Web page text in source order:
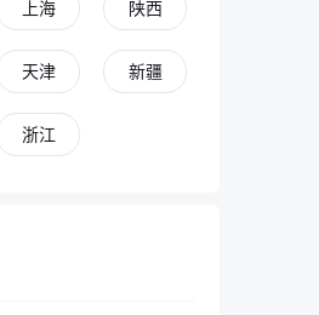
上海 陕西
天津 新疆
浙江